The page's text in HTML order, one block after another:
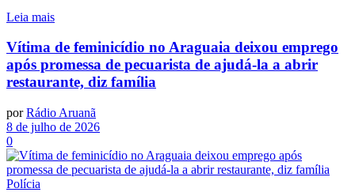
Leia mais
Vítima de feminicídio no Araguaia deixou emprego
após promessa de pecuarista de ajudá-la a abrir
restaurante, diz família
por Rádio Aruanã
8 de julho de 2026
0
Polícia